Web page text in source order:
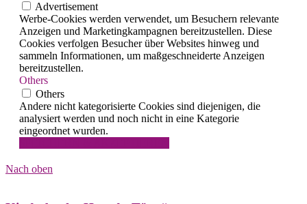
Advertisement
Werbe-Cookies werden verwendet, um Besuchern relevante
Anzeigen und Marketingkampagnen bereitzustellen. Diese
Cookies verfolgen Besucher über Websites hinweg und
sammeln Informationen, um maßgeschneiderte Anzeigen
bereitzustellen.
Others
Others
Andere nicht kategorisierte Cookies sind diejenigen, die
analysiert werden und noch nicht in eine Kategorie
eingeordnet wurden.
Nach oben